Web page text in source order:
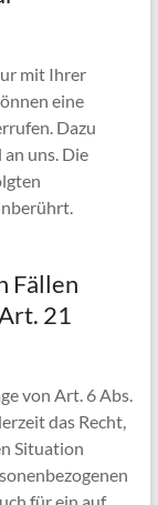
mit Ihrer
eine
Dazu
uns. Die
Fällen
21
von Art. 6 Abs.
das Recht,
Situation